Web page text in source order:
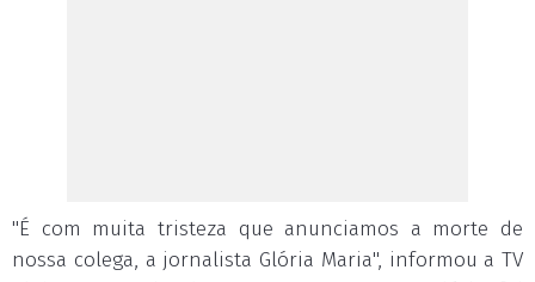
"É com muita tristeza que anunciamos a morte de
nossa colega, a jornalista Glória Maria", informou a TV